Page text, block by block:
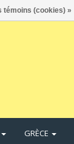
GRÈCE
témoins (cookies) »